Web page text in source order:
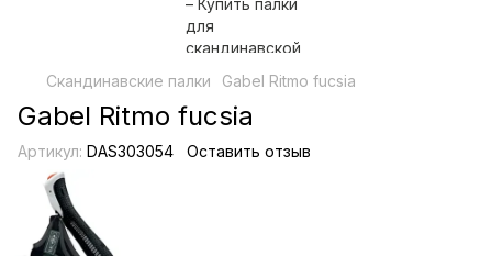
Скандинавские палки Gabel Ritmo fucsia
Gabel Ritmo fucsia
Артикул: DAS303054 Оставить отзыв